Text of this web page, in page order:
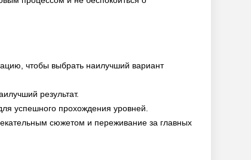
чтобы выбрать наилучший вариант
результат.
успешного прохождения уровней.
сюжетом и переживание за главных